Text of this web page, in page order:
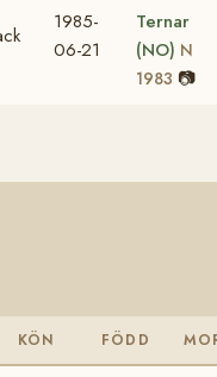
1985-
06-21
Ternar
(NO) N
1983 📷
KÖN FÖDD